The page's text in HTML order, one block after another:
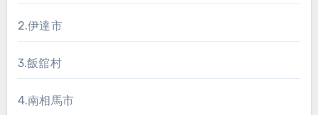
2.伊達市
3.飯舘村
4.南相馬市